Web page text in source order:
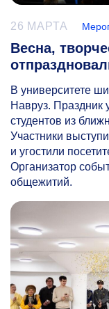
26 МАРТА
Весна,
В университете
Навруз. Праздник
студентов из
Участники
и угостили
Организатор
общежитий.